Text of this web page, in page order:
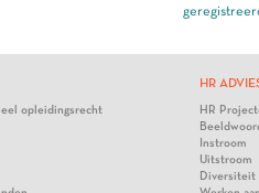
opleidingsrecht
HR
HR
Instroom
Uitstroom
Diversiteit